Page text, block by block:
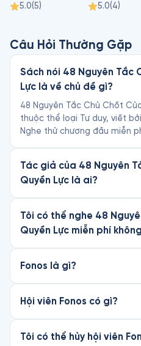
5.0(5)
5.0(4)
Câu Hỏi Thường Gặp
Sách nói 48 Nguyên Tắc
Lực là về chủ đề gì?
48 Nguyên Tắc Chủ Chốt
thuộc thể loại Tư duy, viết
Nghe thử chương đầu miễn
Tác giả của 48 Nguyên
Quyền Lực là ai?
Tôi có thể nghe 48
Quyền Lực miễn phí
Fonos là gì?
Hội viên Fonos có gì?
Tôi có thể hủy hội viên